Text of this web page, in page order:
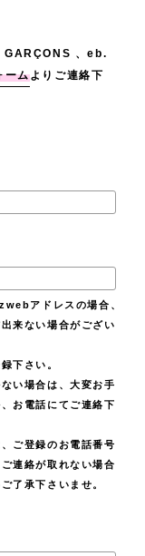
、eb.
ームよりご連絡下
アドレスの場合、
来ない場合がござい
下さい。
い場合は、大変お手
お電話にてご連絡下
ご登録のお電話番号
連絡が取れない場合
了承下さいませ。